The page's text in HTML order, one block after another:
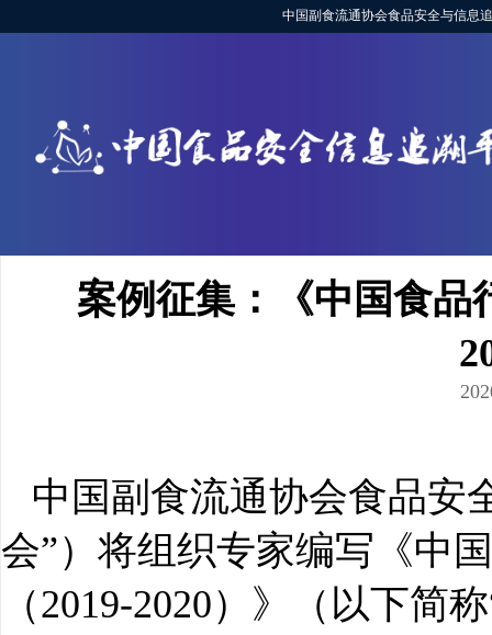
中国副食流通协会食品安全与信息
案例征集：《中国食品
中国副食流通协会食品安
会”）将组织专家编写《中
（2019-2020）》（以下简